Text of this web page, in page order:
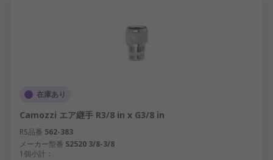
在庫あり
Camozzi エア継手 R3/8 in x G3/8 in
RS品番 562-383
メーカー型番 S2520 3/8-3/8
1個小計：